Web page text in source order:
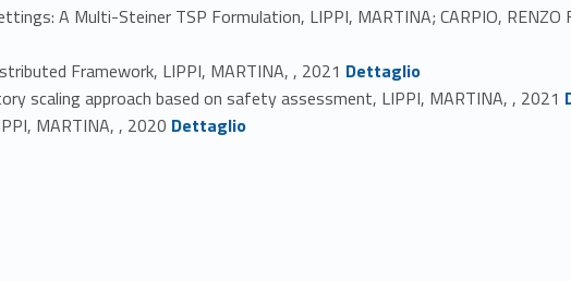
A Multi-Steiner TSP Formulation, LIPPI, MARTINA; CARPIO, RENZO
Framework, LIPPI, MARTINA, , 2021 Link identifier #identifier_person_16619-15
Dettaglio
scaling approach based on safety assessment, LIPPI, MARTINA, , 2021 Link identifier
MARTINA, , 2020 Link identifier #identifier_person_1736-17
Dettaglio